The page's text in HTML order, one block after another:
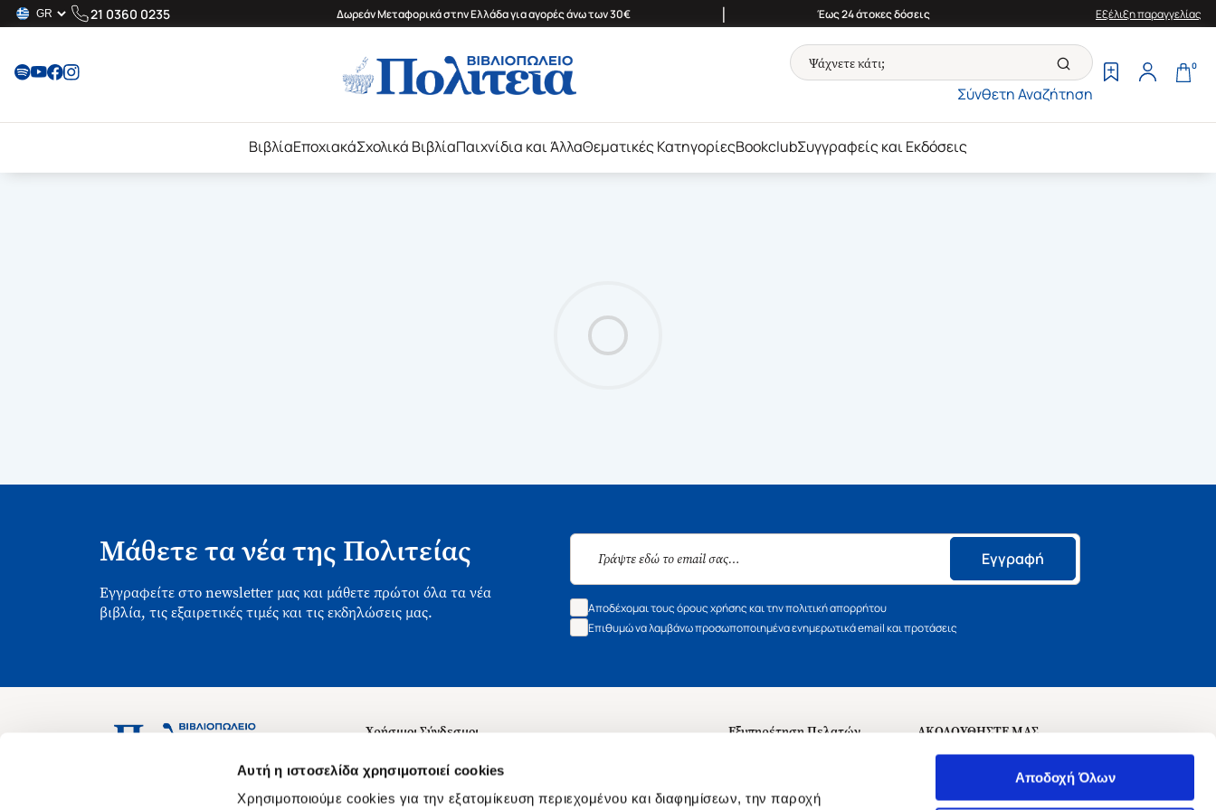
Αυτή η ιστοσελίδα χρησιμοποιεί cookies
Χρησιμοποιούμε cookies για την εξατομίκευση περιεχομένου και διαφημίσεων, την παροχή
Αποδοχή Όλων
21 0360 0235 Δωρεάν Μεταφορικά στην Ελλάδα για αγορές άνω των 30€ | Έως 24 άτοκες δόσεις Εξέλιξη παραγγελίας
Σύνθετη Αναζήτηση
0
ΒιβλίαΕποχιακάΣχολικά ΒιβλίαΠαιχνίδια και ΆλλαΘεματικές ΚατηγορίεςBookclubΣυγγραφείς και Εκδόσεις
Μάθετε τα νέα της Πολιτείας
Εγγραφείτε στο newsletter μας και μάθετε πρώτοι όλα τα νέα
βιβλία, τις εξαιρετικές τιμές και τις εκδηλώσεις μας.
Εγγραφή
Αποδέχομαι τους όρους χρήσης και την πολιτική απορρήτου
Επιθυμώ να λαμβάνω προσωποποιημένα ενημερωτικά email και προτάσεις
Ασκληπιού 1-3, Αθήνα 106 79
Χρήσιμοι Σύνδεσμοι
Σχετικά με εμάς
Θέσεις Εργασίας
Εξυπηρέτηση Πελατών
ΑΚΟΛΟΥΘΗΣΤΕ ΜΑΣ